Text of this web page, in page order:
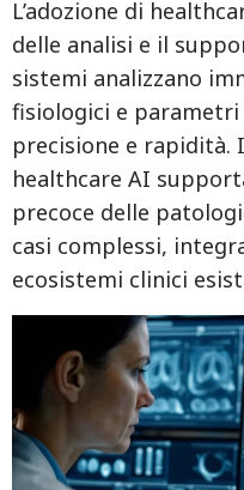
L’adozione di
delle analisi e il
sistemi analizzano
fisiologici e
precisione e
healthcare AI
precoce delle
casi complessi,
ecosistemi clinici